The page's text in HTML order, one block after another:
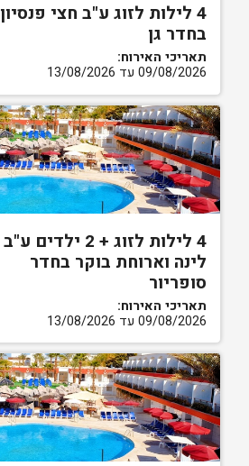
4 לילות לזוג ע"ב חצי פנסיון
בחדר גן
תאריכי האירוח:
09/08/2026 עד 13/08/2026
4 לילות לזוג + 2 ילדים ע"ב
לינה וארוחת בוקר בחדר
סופריור
תאריכי האירוח:
09/08/2026 עד 13/08/2026